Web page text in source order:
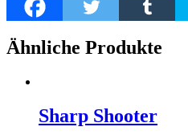
Ähnliche Produkte
Sharp Shooter